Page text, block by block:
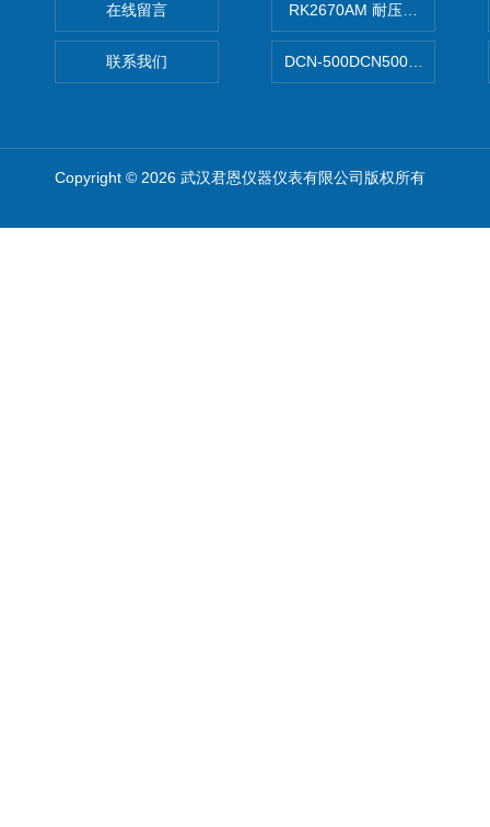
在线留言
联系我们
RK2670AM 耐压测试仪
DCN-500DCN500资料收集器
Copyright © 2026 武汉君恩仪器仪表有限公司版权所有